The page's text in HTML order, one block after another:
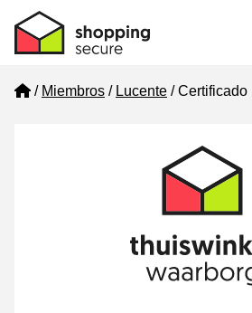
Home
Miembros Lucente Certificado